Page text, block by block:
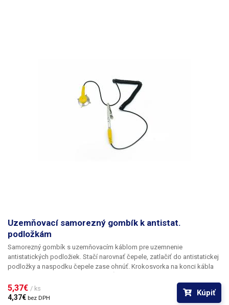
Uzemňovací samorezný gombík k antistat.
podložkám
Samorezný gombík s uzemňovacím káblom pre uzemnenie
antistatických podložiek. Stačí narovnať čepele, zatlačiť do antistatickej
podložky a naspodku čepele zase ohnúť. Krokosvorka na konci kábla
cm.
5,37€ / ks
4,37€ bez DPH
Kúpiť